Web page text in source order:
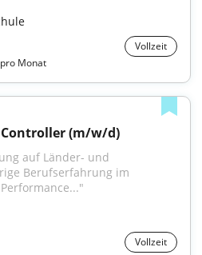
Vollzeit
Monat
(m/w/d)
auf Länder- und
Berufserfahrung im
Performance..."
Vollzeit